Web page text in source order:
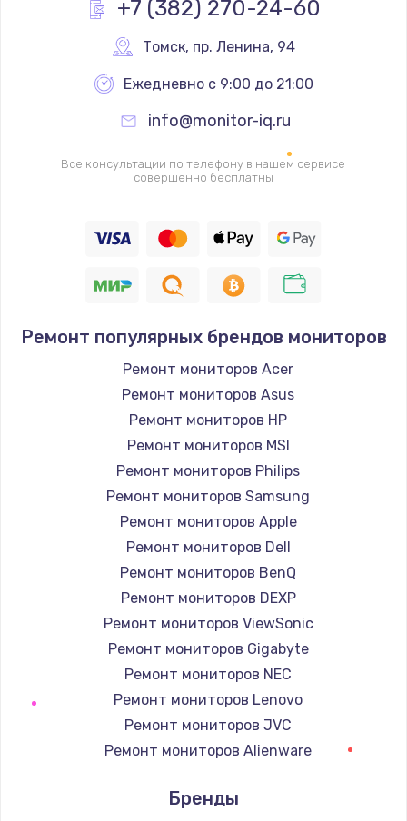
Заказать
880 руб.
Заказать
Ремонт кнопки
1830 руб.
Устранение ошибок
2000 руб.
Заказать
Ремонт электроплаты
1400 руб.
Заказать
Замена шнура
600 руб.
Заказать
Замена датчика
Заказать
450 руб.
+7 (382) 270-24-60
Томск, пр. Ленина, 94
Ежедневно с 9:00 до 21:00
info@monitor-iq.ru
Все консультации по телефону в нашем сервисе
совершенно бесплатны
Ремонт популярных брендов мониторов
Ремонт мониторов Acer
Ремонт мониторов Asus
Ремонт мониторов HP
Ремонт мониторов MSI
Ремонт мониторов Philips
Ремонт мониторов Samsung
Ремонт мониторов Apple
Ремонт мониторов Dell
Ремонт мониторов BenQ
Ремонт мониторов DEXP
Ремонт мониторов ViewSonic
Ремонт мониторов Gigabyte
Ремонт мониторов NEC
Ремонт мониторов Lenovo
Ремонт мониторов JVC
Ремонт мониторов Alienware
Ремонт мониторов Thunderobot
Бренды